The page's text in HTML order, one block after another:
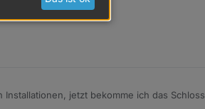
jetzt bekomme ich das Schloss